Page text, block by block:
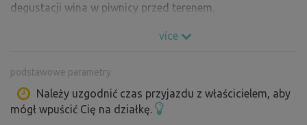
degustacji wina w piwnicy przed terenem.
více
podstawowe parametry
Należy uzgodnić czas przyjazdu z właścicielem, aby
mógł wpuścić Cię na działkę.